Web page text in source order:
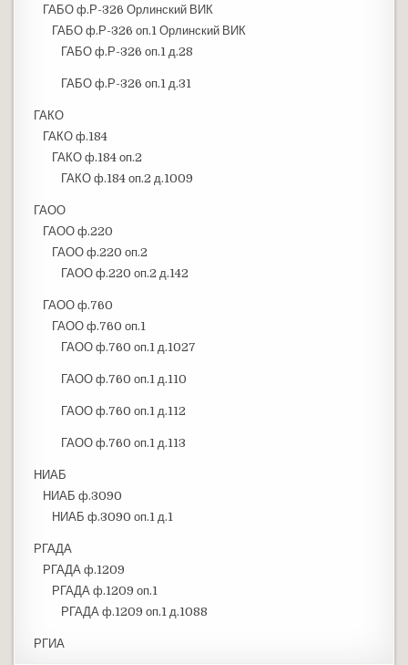
ГАБО ф.Р-326 Орлинский ВИК
ГАБО ф.Р-326 оп.1 Орлинский ВИК
ГАБО ф.Р-326 оп.1 д.28
ГАБО ф.Р-326 оп.1 д.31
ГАКО
ГАКО ф.184
ГАКО ф.184 оп.2
ГАКО ф.184 оп.2 д.1009
ГАОО
ГАОО ф.220
ГАОО ф.220 оп.2
ГАОО ф.220 оп.2 д.142
ГАОО ф.760
ГАОО ф.760 оп.1
ГАОО ф.760 оп.1 д.1027
ГАОО ф.760 оп.1 д.110
ГАОО ф.760 оп.1 д.112
ГАОО ф.760 оп.1 д.113
НИАБ
НИАБ ф.3090
НИАБ ф.3090 оп.1 д.1
РГАДА
РГАДА ф.1209
РГАДА ф.1209 оп.1
РГАДА ф.1209 оп.1 д.1088
РГИА